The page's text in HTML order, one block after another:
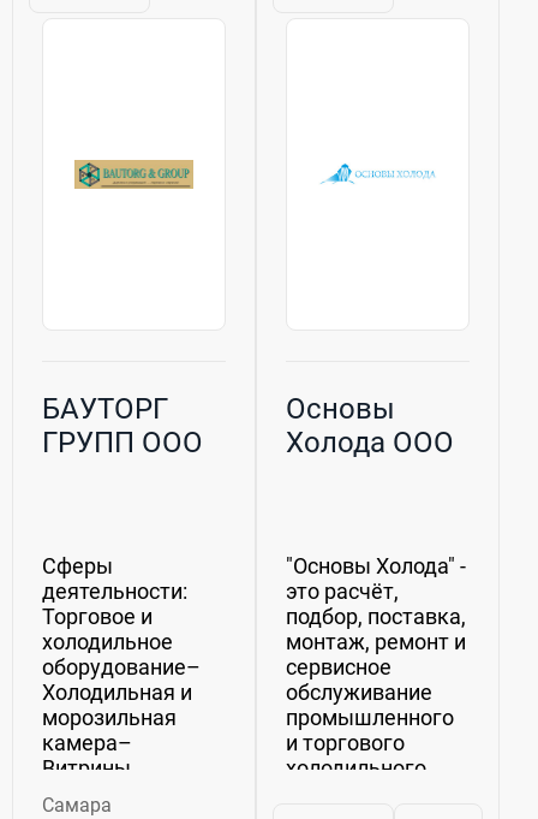
Комплексное
Отлаженная
БАУТОРГ
ГРУПП ООО
Сферы
деятельности:
Торговое и
холодильное
оборудование–
Холодильная и
морозильная
камера–
Витрины,
прилавки,
Самара
Основы
Холода ООО
"Основы Холода" -
это расчёт,
подбор, поставка,
монтаж, ремонт и
сервисное
обслуживание
промышленного
и торгового
холодильного